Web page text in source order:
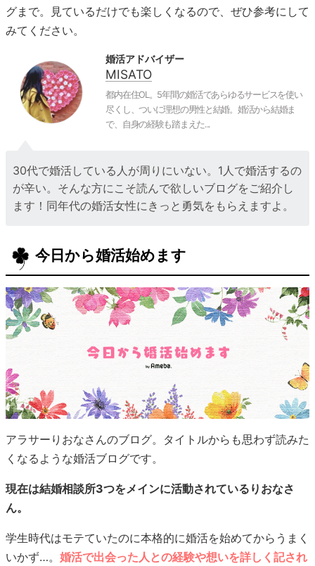
グまで。見ているだけでも楽しくなるので、ぜひ参考にして
みてください。
婚活アドバイザー
MISATO
都内在住OL。5年間の婚活であらゆるサービスを使い
尽くし、ついに理想の男性と結婚。婚活から結婚ま
で、自身の経験も踏まえた...
30代で婚活している人が周りにいない。1人で婚活するの
が辛い。そんな方にこそ読んで欲しいブログをご紹介し
ます！同年代の婚活女性にきっと勇気をもらえますよ。
今日から婚活始めます
アラサーりおなさんのブログ。タイトルからも思わず読みた
くなるような婚活ブログです。
現在は結婚相談所3つをメインに活動されているりおなさ
ん。
学生時代はモテていたのに本格的に婚活を始めてからうまく
いかず…。 婚活で出会った人との経験や想いを詳しく記され